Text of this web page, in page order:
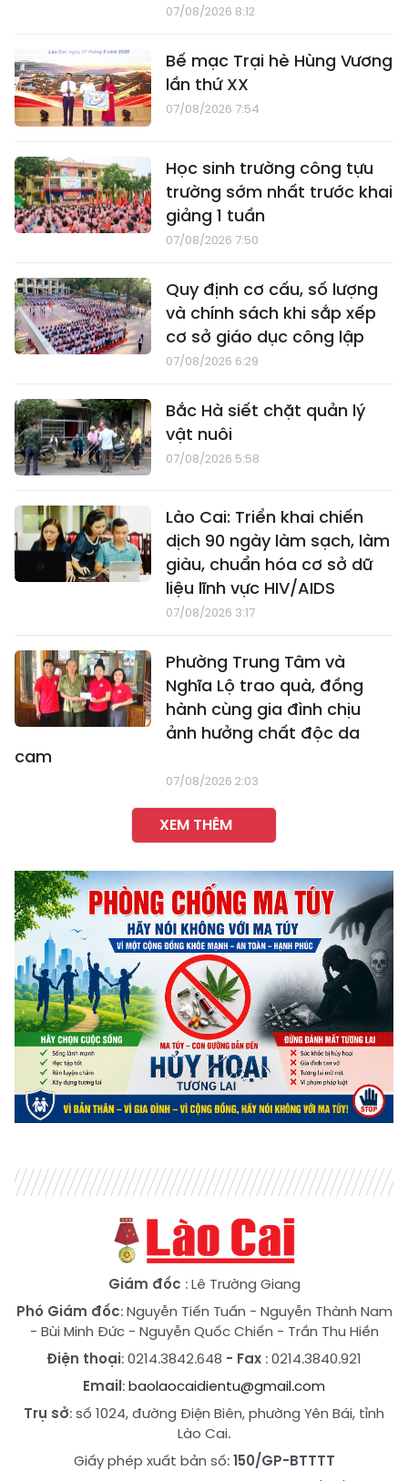
07/08/2026 8:12
Bế mạc Trại hè Hùng Vương
lần thứ XX
07/08/2026 7:54
Học sinh trường công tựu
trường sớm nhất trước khai
giảng 1 tuần
07/08/2026 7:50
Quy định cơ cấu, số lượng
và chính sách khi sắp xếp
cơ sở giáo dục công lập
07/08/2026 6:29
Bắc Hà siết chặt quản lý
vật nuôi
07/08/2026 5:58
Lào Cai: Triển khai chiến
dịch 90 ngày làm sạch, làm
giàu, chuẩn hóa cơ sở dữ
liệu lĩnh vực HIV/AIDS
07/08/2026 3:17
Phường Trung Tâm và
Nghĩa Lộ trao quà, đồng
hành cùng gia đình chịu
ảnh hưởng chất độc da
cam
07/08/2026 2:03
XEM THÊM
Giám đốc : Lê Trường Giang
Phó Giám đốc:Nguyễn Tiến Tuấn - Nguyễn Thành Nam
- Bùi Minh Đức- Nguyễn Quốc Chiến - Trần Thu Hiền
Điện thoại: 0214.3842.648 - Fax : 0214.3840.921
Email:baolaocaidientu@gmail.com
Trụ sở: số 1024, đường Điện Biên, phường Yên Bái, tỉnh
Lào Cai.
Giấy phép xuất bản số:150/GP-BTTTT